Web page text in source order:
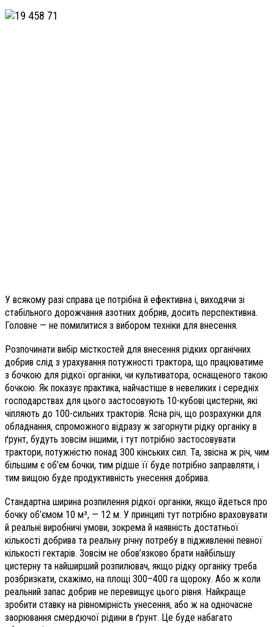
У всякому разі справа це потрібна й ефективна і, виходячи зі
стабільного дорожчання азотних добрив, досить перспективна.
Головне — не помилитися з вибором техніки для внесення.
Розпочинати вибір місткостей для внесення рідких органічних
добрив слід з урахування потужності трактора, що працюватиме
з бочкою для рідкої органіки, чи культиватора, оснащеного такою
бочкою. Як показує практика, найчастіше в невеликих і середніх
господарствах для цього застосовують 10-кубові цистерни, які
чіпляють до 100-сильних тракторів. Ясна річ, що розрахунки для
обладнання, спроможного відразу ж загорнути рідку органіку в
ґрунт, будуть зовсім іншими, і тут потрібно застосовувати
трактори, потужністю понад 300 кінських сил. Та, звісна ж річ, чим
більшим є об’єм бочки, тим рідше її буде потрібно заправляти, і
тим вищою буде продуктивність унесення добрива.
Стандартна ширина розпилення рідкої органіки, якщо йдеться про
бочку об’ємом 10 м³, — 12 м. У принципі тут потрібно враховувати
й реальні виробничі умови, зокрема й наявність достатньої
кількості добрива та реальну річну потребу в підживленні певної
кількості гектарів. Зовсім не обов’язково брати найбільшу
цистерну та найширший розпилювач, якщо рідку органіку треба
розбризкати, скажімо, на площі 300–400 га щороку. Або ж коли
реальний запас добрив не перевищує цього рівня. Найкраще
зробити ставку на рівномірність унесення, або ж на одночасне
заорювання смердючої рідини в ґрунт. Це буде набагато